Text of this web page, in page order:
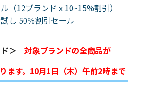
（12ブランドｘ10~15%割引）
し 50％割引セール
ド＞ 対象ブランドの全商品が
ます。10月1日（木）午前2時まで